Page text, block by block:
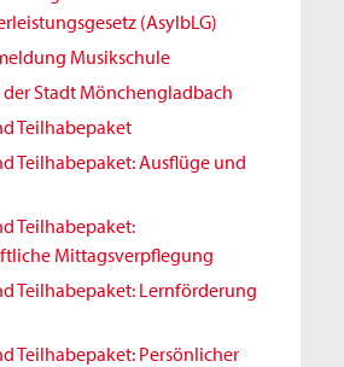
(AsylbLG)
Musikschule
Stadt Mönchengladbach
Teilhabepaket
Teilhabepaket: Ausflüge und
Teilhabepaket:
Mittagsverpflegung
Teilhabepaket: Lernförderung
Teilhabepaket: Persönlicher